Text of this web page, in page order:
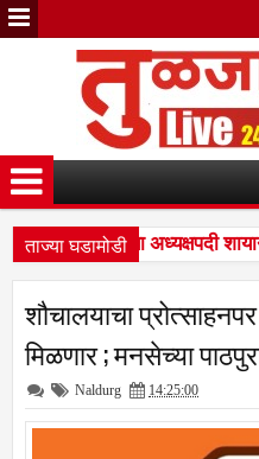
ताज्या घडामोडी
उत्सव समितीच्या अध्यक्षपदी
नळदुर्ग शहरातील ३,९२४
शौचालयाचा प्रोत्साहनपर
मिळणार ; मनसेच्या
Naldurg 14:25:00